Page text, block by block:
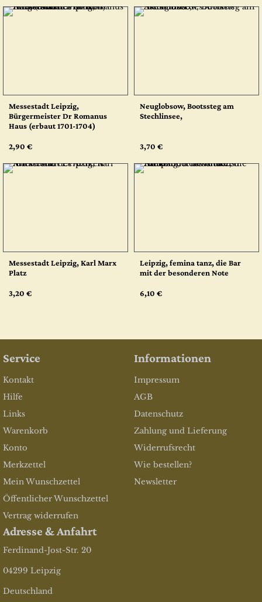
Messestadt Leipzig,
Bürgermeister Dr Romanus
Haus (erbaut 1701-1704)
2,90 €
Neuglobsow, Bootssteg am
Stechlinsee,
3,70 €
Messestadt Leipzig, Karl Marx
Platz
3,20 €
Leipzig, femina tanz, die Bar
mit der besonderen Note
6,10 €
Service
Kontakt
Hilfe
Links
Warenkorb
Konto
Merkzettel
Mein Wunschzettel
Öffentlicher Wunschzettel
Vertrag widerrufen
Informationen
Impressum
AGB
Datenschutz
Zahlung und Lieferung
Widerrufsrecht
Wie bestellen?
Newsletter
Adresse & Anfahrt
Ferdinand-Jost-Str. 20
04299 Leipzig
Deutschland